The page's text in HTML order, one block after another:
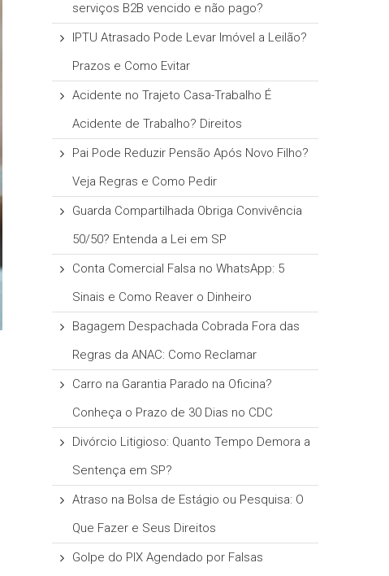
serviços B2B vencido e não pago?
IPTU Atrasado Pode Levar Imóvel a Leilão?
Prazos e Como Evitar
Acidente no Trajeto Casa-Trabalho É
Acidente de Trabalho? Direitos
Pai Pode Reduzir Pensão Após Novo Filho?
Veja Regras e Como Pedir
Guarda Compartilhada Obriga Convivência
50/50? Entenda a Lei em SP
Conta Comercial Falsa no WhatsApp: 5
Sinais e Como Reaver o Dinheiro
Bagagem Despachada Cobrada Fora das
Regras da ANAC: Como Reclamar
Carro na Garantia Parado na Oficina?
Conheça o Prazo de 30 Dias no CDC
Divórcio Litigioso: Quanto Tempo Demora a
Sentença em SP?
Atraso na Bolsa de Estágio ou Pesquisa: O
Que Fazer e Seus Direitos
Golpe do PIX Agendado por Falsas